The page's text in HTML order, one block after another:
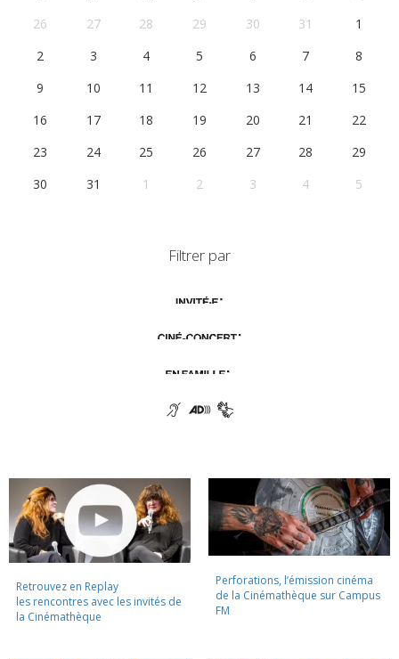
26
27 28 29 30 31
1
2
3 4 5 6 7
8
9
10 11 12 13 14
15
16
17 18 19 20 21
22
23
24 25 26 27 28
29
30
31 1 2 3 4 5
Filtrer par
Retrouvez en Replay
les rencontres avec les invités de
la Cinémathèque
Perforations, l’émission cinéma
de la Cinémathèque sur Campus
FM